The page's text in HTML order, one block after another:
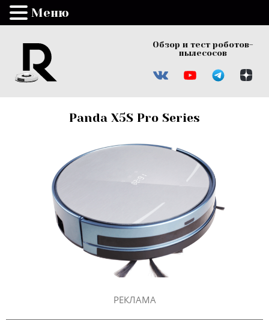
Обзор и тест роботов-
пылесосов
Panda X5S Pro Series
РЕКЛАМА
Меню